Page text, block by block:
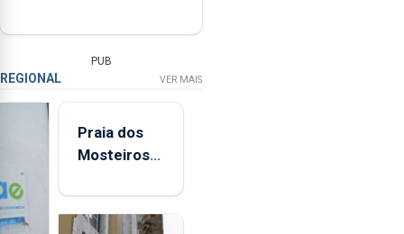
PUB
REGIONAL VER MAIS
Praia dos
Mosteiros
banhos
após